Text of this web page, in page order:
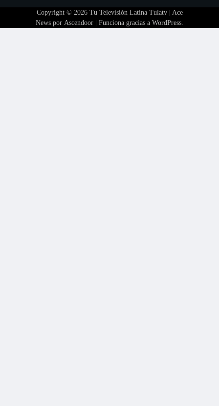
Copyright © 2026 Tu Televisión Latina Tulatv| Ace
News por Ascendoor | Funciona gracias a WordPress